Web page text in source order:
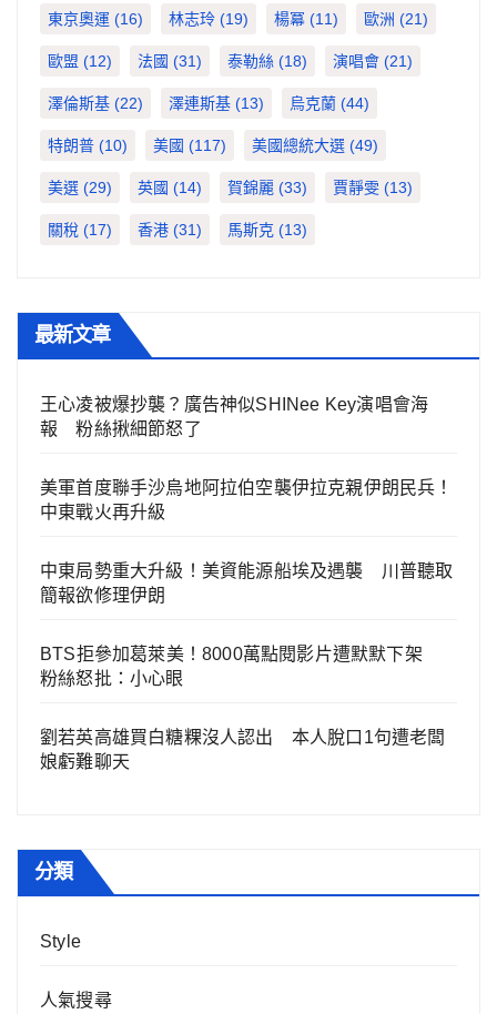
東京奧運 (16) 林志玲 (19) 楊冪 (11) 歐洲 (21)
歐盟 (12) 法國 (31) 泰勒絲 (18) 演唱會 (21)
澤倫斯基 (22) 澤連斯基 (13) 烏克蘭 (44)
特朗普 (10) 美國 (117) 美國總統大選 (49)
美選 (29) 英國 (14) 賀錦麗 (33) 賈靜雯 (13)
關稅 (17) 香港 (31) 馬斯克 (13)
最新文章
王心凌被爆抄襲？廣告神似SHINee Key演唱會海
報 粉絲揪細節怒了
美軍首度聯手沙烏地阿拉伯空襲伊拉克親伊朗民兵！
中東戰火再升級
中東局勢重大升級！美資能源船埃及遇襲 川普聽取
簡報欲修理伊朗
BTS拒參加葛萊美！8000萬點閱影片遭默默下架
粉絲怒批：小心眼
劉若英高雄買白糖粿沒人認出 本人脫口1句遭老闆
娘虧難聊天
分類
Style
人氣搜尋